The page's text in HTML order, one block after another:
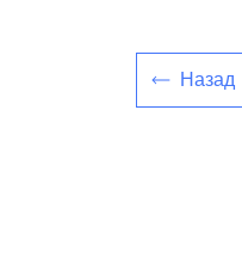
Назад